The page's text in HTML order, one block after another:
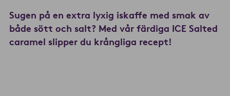
Sugen på en extra lyxig iskaffe med smak av
både sött och salt? Med vår färdiga ICE Salted
caramel slipper du krångliga recept!